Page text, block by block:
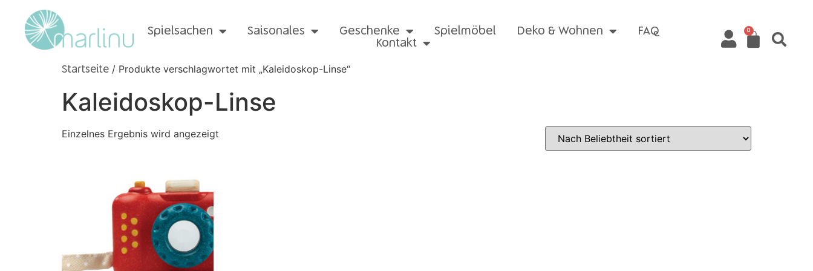
Spielsachen Saisonales Geschenke Spielmöbel Deko & Wohnen
FAQ
Kontakt
0
Startseite / Produkte verschlagwortet mit „Kaleidoskop-Linse“
Kaleidoskop-Linse
Einzelnes Ergebnis wird angezeigt